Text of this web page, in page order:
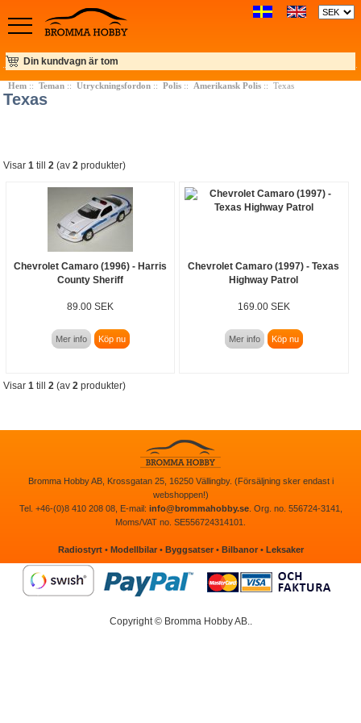
Din kundvagn är tom
Hem:: Teman:: Utryckningsfordon:: Polis:: Amerikansk Polis:: Texas
Texas
Visar1 till2 (av2 produkter)
Chevrolet Camaro (1996) - Harris
County Sheriff
89.00 SEK
Mer info Köp nu
Chevrolet Camaro (1997) - Texas
Highway Patrol
169.00 SEK
Mer info Köp nu
Visar1 till2 (av2 produkter)
Bromma Hobby AB, Krossgatan 25, 16250 Vällingby. (Försäljning sker endast i
webshoppen!)
Tel. +46-(0)8 410 208 08, E-mail: info@brommahobby.se. Org. no. 556724-3141,
Moms/VAT no. SE556724314101.
Radiostyrt• Modellbilar• Byggsatser• Bilbanor• Leksaker
Copyright © Bromma Hobby AB..